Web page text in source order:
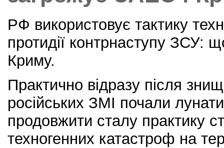
РФ використовує тактику
протидії контрнаступу ЗСУ:
Криму.
Практично відразу після
російських ЗМІ почали
продовжити сталу практику
техногенних катастроф на